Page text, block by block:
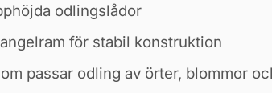
odlingslådor
för stabil konstruktion
passar odling av örter, blommor